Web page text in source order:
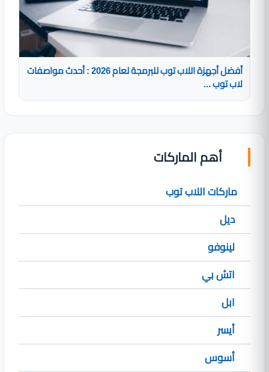
أفضل أجهزة اللاب توب للبرمجة لعام 2026 : أحدث مواصفات
لاب توب ...
أهم الماركات
ماركات اللاب توب
ديل
لينوفو
اتش بي
ابل
أيسر
أسوس